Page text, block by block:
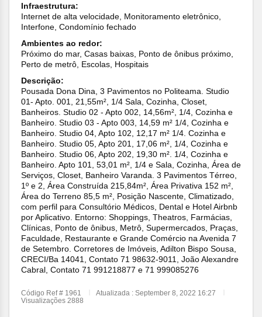
Infraestrutura:
Internet de alta velocidade, Monitoramento eletrônico,
Interfone, Condomínio fechado
Ambientes ao redor:
Próximo do mar, Casas baixas, Ponto de ônibus próximo,
Perto de metrô, Escolas, Hospitais
Descrição:
Pousada Dona Dina, 3 Pavimentos no Politeama. Studio
01- Apto. 001, 21,55m², 1/4 Sala, Cozinha, Closet,
Banheiros. Studio 02 - Apto 002, 14,56m², 1/4, Cozinha e
Banheiro. Studio 03 - Apto 003, 14,59 m² 1/4, Cozinha e
Banheiro. Studio 04, Apto 102, 12,17 m² 1/4. Cozinha e
Banheiro. Studio 05, Apto 201, 17,06 m², 1/4, Cozinha e
Banheiro. Studio 06, Apto 202, 19,30 m². 1/4, Cozinha e
Banheiro. Apto 101, 53,01 m², 1/4 e Sala, Cozinha, Área de
Serviços, Closet, Banheiro Varanda. 3 Pavimentos Térreo,
1º e 2, Área Construída 215,84m², Área Privativa 152 m²,
Área do Terreno 85,5 m², Posição Nascente, Climatizado,
com perfil para Consultório Médicos, Dental e Hotel Airbnb
por Aplicativo. Entorno: Shoppings, Theatros, Farmácias,
Clínicas, Ponto de ônibus, Metrô, Supermercados, Praças,
Faculdade, Restaurante e Grande Comércio na Avenida 7
de Setembro. Corretores de Imóveis, Adilton Bispo Sousa,
CRECI/Ba 14041, Contato 71 98632-9011, João Alexandre
Cabral, Contato 71 991218877 e 71 999085276
Código Ref # 1961
Atualizada : September 8, 2022 16:27
Visualizações 2888